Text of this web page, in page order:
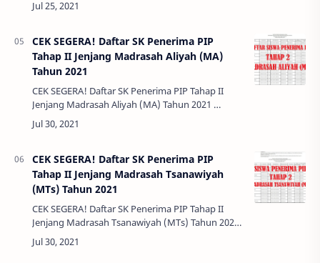
Penerimanya - Kementrian Agama Republik
CEK SEGERA! Daftar SK Penerima PIP
Tahap II Jenjang Madrasah Aliyah (MA)
Tahun 2021
CEK SEGERA! Daftar SK Penerima PIP Tahap II
Jenjang Madrasah Aliyah (MA) Tahun 2021
- Keputusan Pejabat Pembuat Komitmen
Direktorat Kurikulum, Sarana, Kelembagaan, Dan
CEK SEGERA! Daftar SK Penerima PIP
Tahap II Jenjang Madrasah Tsanawiyah
(MTs) Tahun 2021
CEK SEGERA! Daftar SK Penerima PIP Tahap II
Jenjang Madrasah Tsanawiyah (MTs) Tahun 2021
- Keputusan Pejabat Pembuat Komitmen
Direktorat Kurikulum, Sarana, Kelembagaan, …